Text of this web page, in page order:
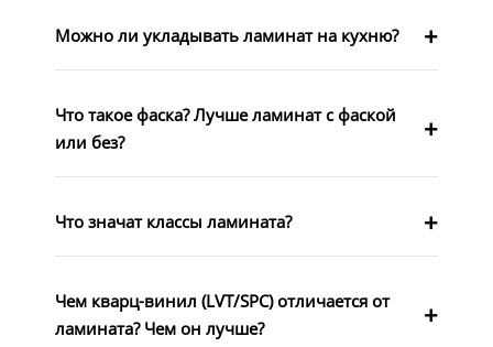
Можно ли укладывать ламинат на кухню?
Что такое фаска? Лучше ламинат с фаской
или без?
Что значат классы ламината?
Чем кварц-винил (LVT/SPC) отличается от
ламината? Чем он лучше?